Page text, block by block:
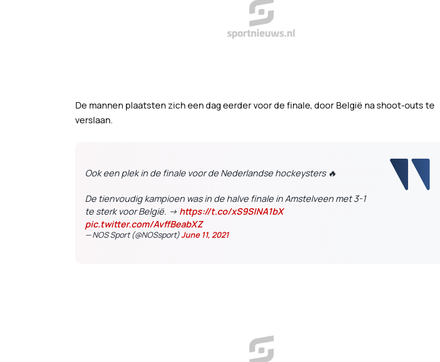
De mannen plaatsten zich een dag eerder voor de finale, door België na shoot-outs te
verslaan.
Ook een plek in de finale voor de Nederlandse hockeysters 🔥
De tienvoudig kampioen was in de halve finale in Amstelveen met 3-1
te sterk voor België. → https://t.co/xS9SINA1bX
pic.twitter.com/AvffBeabXZ
— NOS Sport (@NOSsport)June 11, 2021